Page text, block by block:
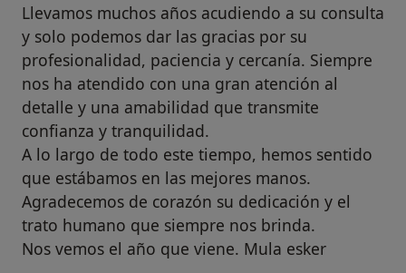
Llevamos muchos años acudiendo a su consulta
y solo podemos dar las gracias por su
profesionalidad, paciencia y cercanía. Siempre
nos ha atendido con una gran atención al
detalle y una amabilidad que transmite
confianza y tranquilidad.
A lo largo de todo este tiempo, hemos sentido
que estábamos en las mejores manos.
Agradecemos de corazón su dedicación y el
trato humano que siempre nos brinda.
Nos vemos el año que viene. Mula esker